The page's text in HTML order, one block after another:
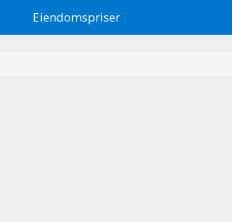
Eiendomspriser